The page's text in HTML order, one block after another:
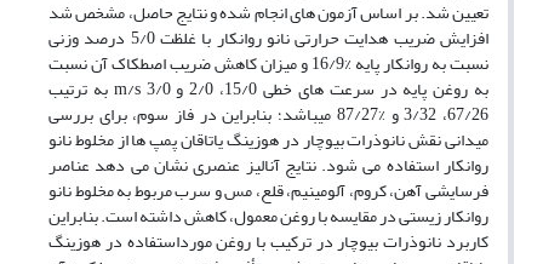
تعیین شد. بر اساس آزمون­ های انجام ‌شده و نتایج حاصل، مشخص شد
افزایش ضریب هدایت حرارتی نانو روان­کار با غلظت 5/0 درصد وزنی
نسبت به روان­کار پایه %16/9 و میزان کاهش ضریب اصطکاک آن نسبت
به روغن پایه در سرعت­ های خطی 15/0، 2/0 و m/s 3/0 به ترتیب
67/26، 3/32 و %87/27 می­باشد؛ بنابراین در فاز سوم، برای بررسی
میدانی نقش نانوذرات بیوچار در هوزینگ یاتاقان پمپ­ ها از مخلوط نانو
روان­کار استفاده می ­شود. نتایج آنالیز عنصری نشان می ­دهد عناصر
فرسایشی آهن، کروم، آلومینیم، قلع، مس و سرب مربوط به مخلوط نانو
روان­کار زیستی در مقایسه با روغن معمول، کاهش داشته است. بنابراین
کاربرد نانوذرات بیوچار در ترکیب با روغن مورداستفاده در هوزینگ